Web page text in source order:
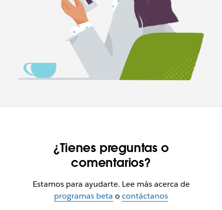
¿Tienes preguntas o
comentarios?
Estamos para ayudarte. Lee más acerca de
programas beta o contáctanos